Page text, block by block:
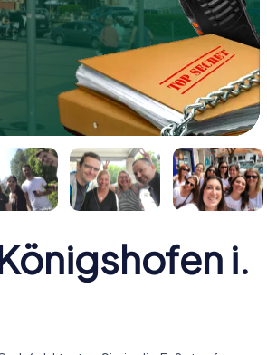
i.